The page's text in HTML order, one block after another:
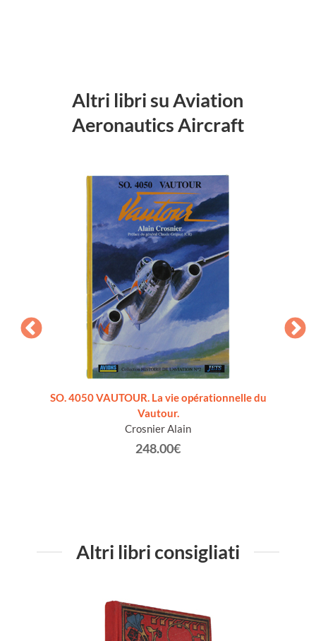
Altri libri su Aviation
Aeronautics Aircraft
SO. 4050 VAUTOUR. La vie opérationnelle du
Vautour.
Crosnier Alain
248.00€
Altri libri consigliati